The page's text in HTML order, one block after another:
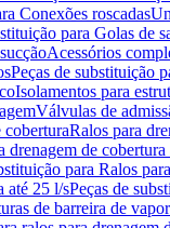
Conexões roscadas
para Golas de
Acessórios
Peças de substituição
Isolamentos para
Válvulas de
coberturaRalos para
drenagem de
para Ralos
até 25 l/sPeças de
de barreira de vapor